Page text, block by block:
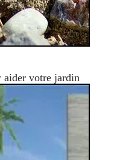
aider votre jardin